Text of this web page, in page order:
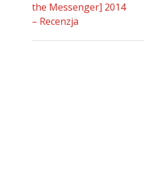
the Messenger] 2014
– Recenzja